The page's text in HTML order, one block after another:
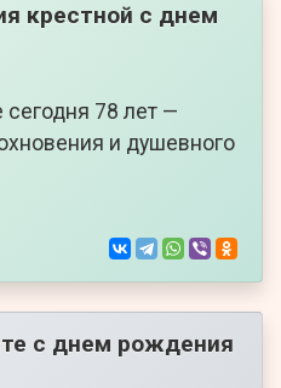
крестной с днем
78 лет —
и душевного
с днем рождения